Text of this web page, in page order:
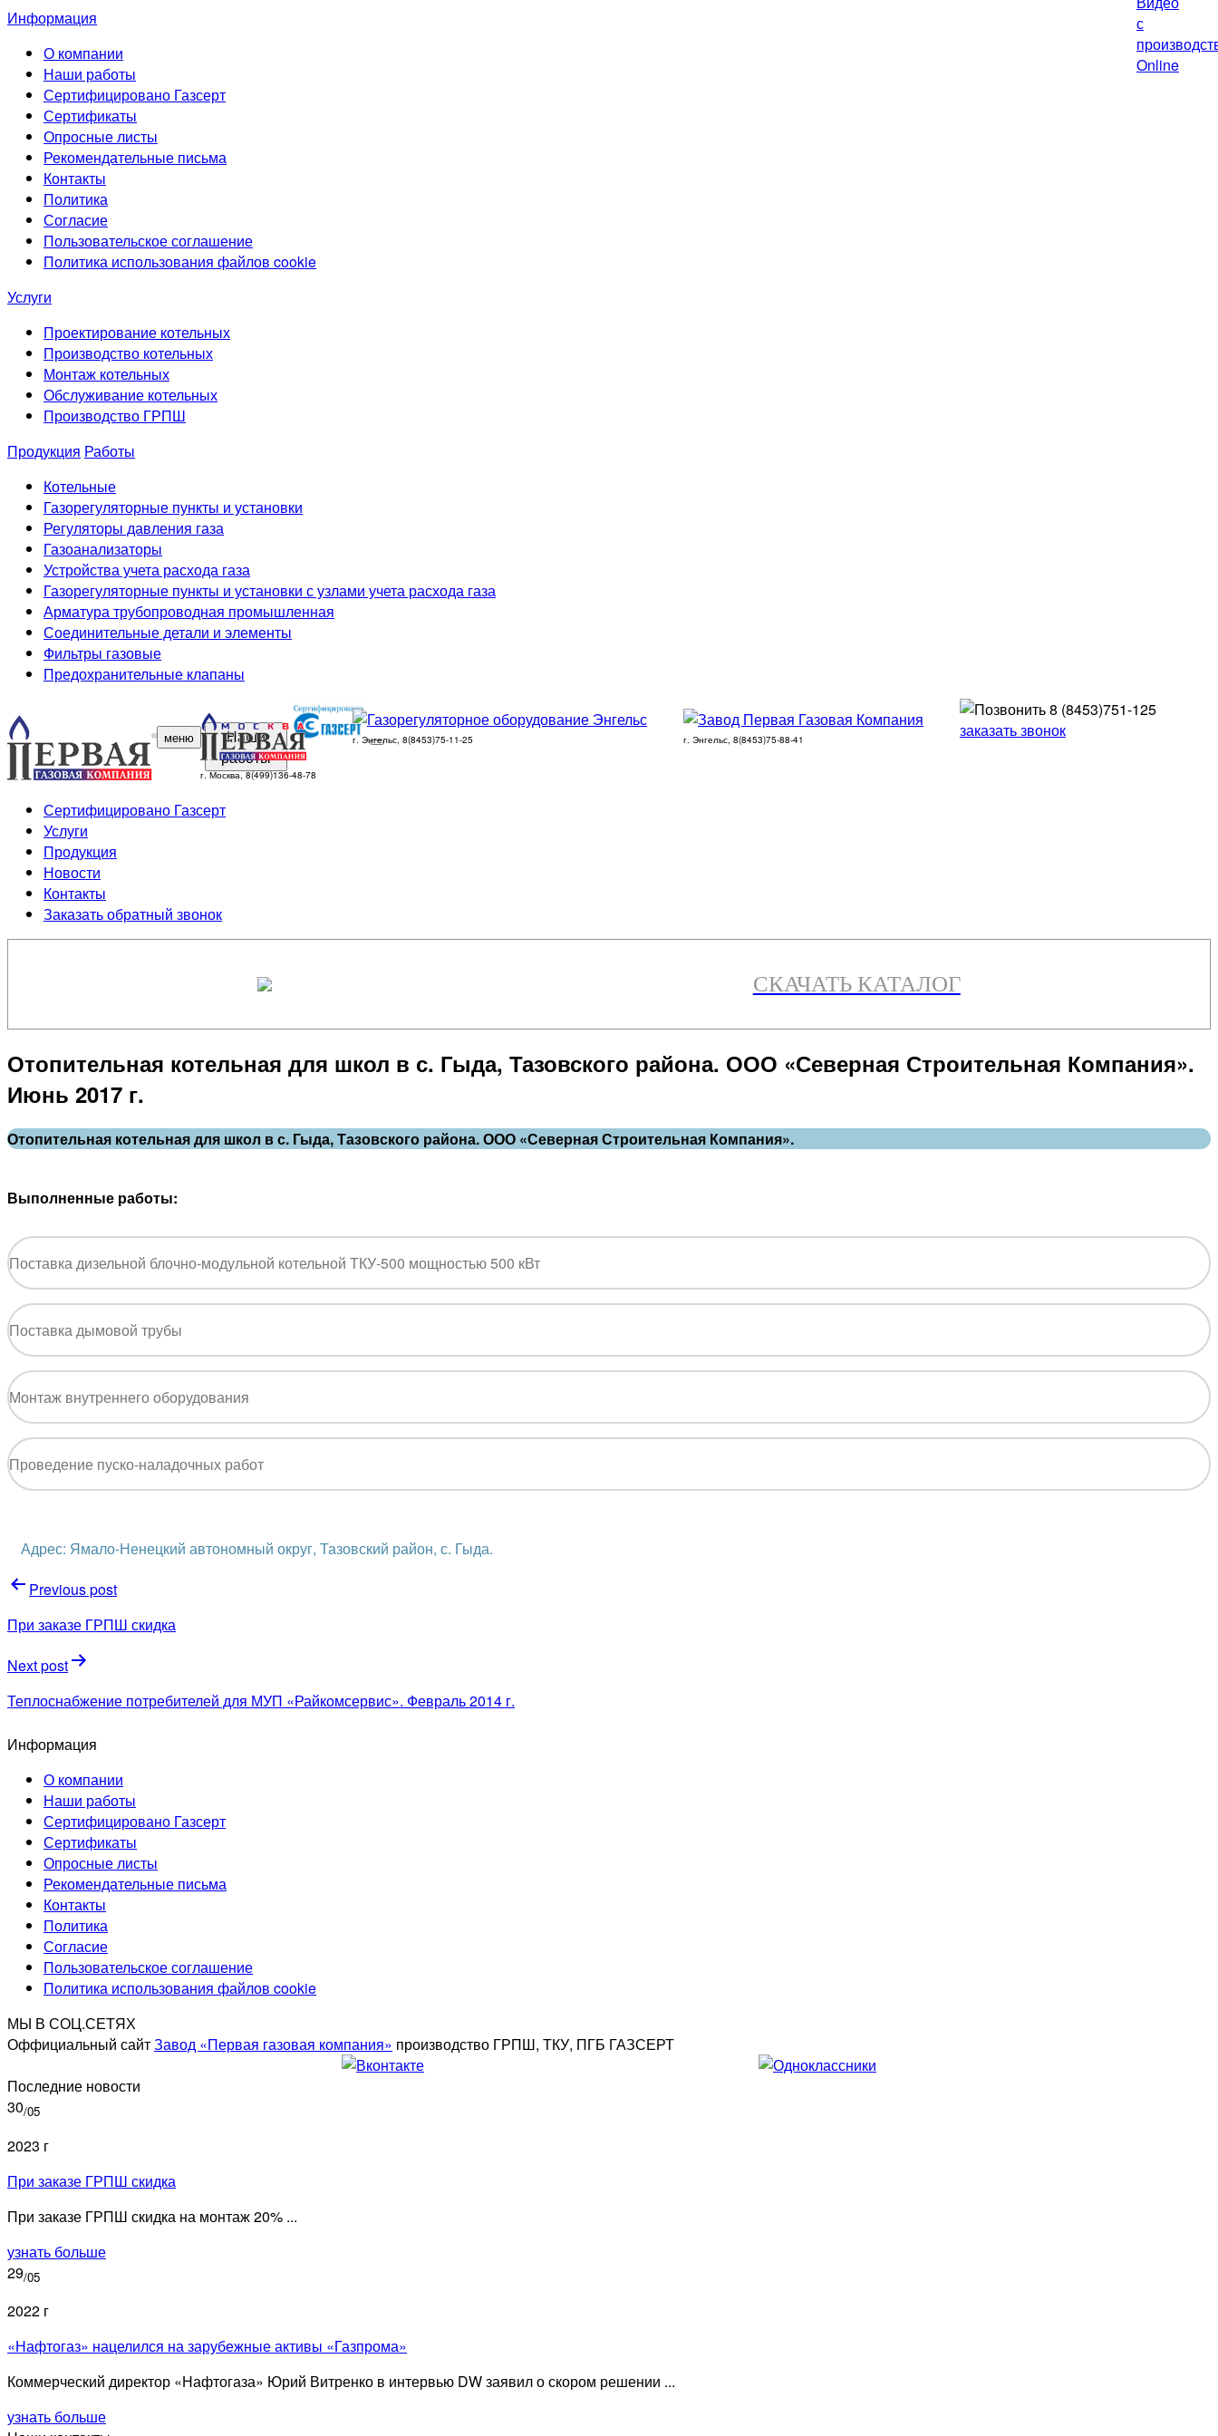
Информация
О компании
Наши работы
Сертифицировано Газсерт
Сертификаты
Опросные листы
Рекомендательные письма
Контакты
Политика
Согласие
Пользовательское соглашение
Политика использования файлов cookie
Услуги
Проектирование котельных
Производство котельных
Монтаж котельных
Обслуживание котельных
Производство ГРПШ
Продукция Работы
Котельные
Газорегуляторные пункты и установки
Регуляторы давления газа
Газоанализаторы
Устройства учета расхода газа
Газорегуляторные пункты и установки с узлами учета расхода газа
Арматура трубопроводная промышленная
Соединительные детали и элементы
Фильтры газовые
Предохранительные клапаны
меню
Наши
работы
г. Москва, 8(499)136-48-78
г. Энгельс, 8(8453)75-11-25 г. Энгельс, 8(8453)75-88-41
8 (8453)751-125
заказать звонок
Сертифицировано Газсерт
Услуги
Продукция
Новости
Контакты
Заказать обратный звонок
СКАЧАТЬ КАТАЛОГ
Отопительная котельная для школ в с. Гыда, Тазовского района. ООО «Северная Строительная Компания».
Июнь 2017 г.
Отопительная котельная для школ в с. Гыда, Тазовского района. ООО «Северная Строительная Компания».
Выполненные работы:
Поставка дизельной блочно-модульной котельной ТКУ-500 мощностью 500 кВт
Поставка дымовой трубы
Монтаж внутреннего оборудования
Проведение пуско-наладочных работ
Адрес: Ямало-Ненецкий автономный округ, Тазовский район, с. Гыда.
Навигация
по
записям
Previous post
При заказе ГРПШ скидка
Next post
Теплоснабжение потребителей для МУП «Райкомсервис». Февраль 2014 г.
Информация
О компании
Наши работы
Сертифицировано Газсерт
Сертификаты
Опросные листы
Рекомендательные письма
Контакты
Политика
Согласие
Пользовательское соглашение
Политика использования файлов cookie
МЫ В СОЦ.СЕТЯХ
Оффициальный сайтЗавод «Первая газовая компания» производство ГРПШ, ТКУ, ПГБ ГАЗСЕРТ
Последние новости
30/05
2023 г
При заказе ГРПШ скидка
При заказе ГРПШ скидка на монтаж 20% ...
узнать больше
29/05
2022 г
«Нафтогаз» нацелился на зарубежные активы «Газпрома»
Коммерческий директор «Нафтогаза» Юрий Витренко в интервью DW заявил о скором решении ...
узнать больше